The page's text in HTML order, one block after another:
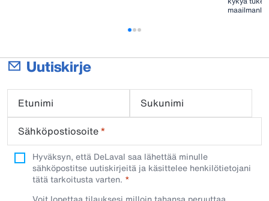
Uutiskirje
Etunimi
Sukunimi
Sähköpostiosoite*
Hyväksyn, että DeLaval saa lähettää minulle
sähköpostitse uutiskirjeitä ja käsittelee henkilötietojani
tätä tarkoitusta varten.